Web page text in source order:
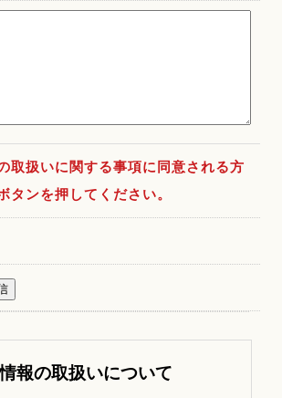
取扱いに関する事項に同意される方
タンを押してください。